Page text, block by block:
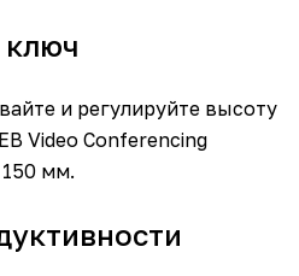
и регулируйте высоту
Video Conferencing
мм.